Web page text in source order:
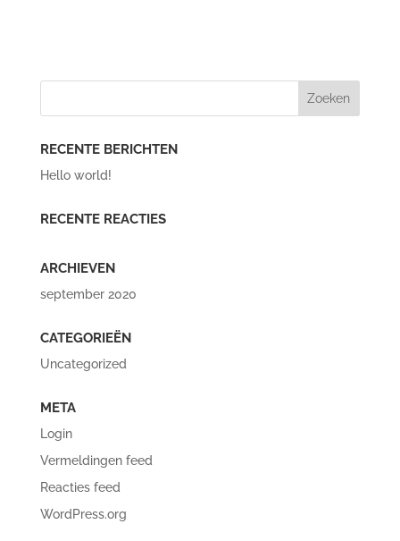
RECENTE BERICHTEN
Hello world!
RECENTE REACTIES
ARCHIEVEN
september 2020
CATEGORIEËN
Uncategorized
META
Login
Vermeldingen feed
Reacties feed
WordPress.org